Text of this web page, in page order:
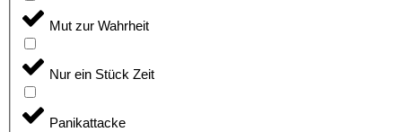
Mut zur Wahrheit
Nur ein Stück Zeit
Panikattacke